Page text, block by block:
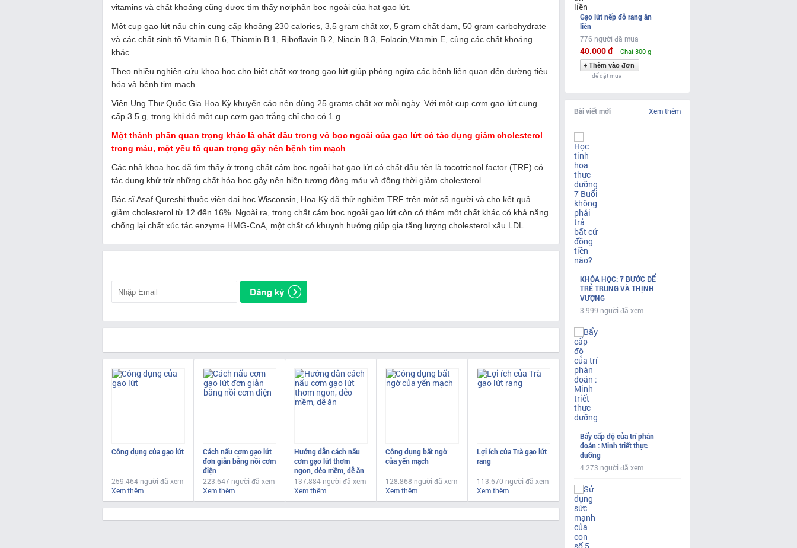
vitamins và chất khoáng cũng được tìm thấy nơiphần bọc ngoài của hạt gạo lứt.
Một cup gạo lứt nấu chín cung cấp khoảng 230 calories, 3,5 gram chất xơ, 5 gram chất đạm, 50 gram carbohydrate
và các chất sinh tố Vitamin B 6, Thiamin B 1, Riboflavin B 2, Niacin B 3, Folacin,Vitamin E, cùng các chất khoáng
khác.
Theo nhiều nghiên cứu khoa học cho biết chất xơ trong gạo lứt giúp phòng ngừa các bệnh liên quan đến đường tiêu
hóa và bệnh tim mạch.
Viện Ung Thư Quốc Gia Hoa Kỳ khuyến cáo nên dùng 25 grams chất xơ mỗi ngày. Với một cup cơm gạo lứt cung
cấp 3.5 g, trong khi đó một cup cơm gạo trắng chỉ cho có 1 g.
Một thành phần quan trọng khác là chất dầu trong vỏ bọc ngoài của gạo lứt có tác dụng giảm cholesterol
trong máu, một yếu tố quan trọng gây nên bệnh tim mạch
Các nhà khoa học đã tìm thấy ở trong chất cám bọc ngoài hạt gạo lứt có chất dầu tên là tocotrienol factor (TRF) có
tác dụng khử trừ những chất hóa học gây nên hiện tượng đông máu và đồng thời giảm cholesterol.
Bác sĩ Asaf Qureshi thuộc viện đại học Wisconsin, Hoa Kỳ đã thử nghiệm TRF trên một số người và cho kết quả
giảm cholesterol từ 12 đến 16%. Ngoài ra, trong chất cám bọc ngoài gạo lứt còn có thêm một chất khác có khả năng
chống lại chất xúc tác enzyme HMG-CoA, một chất có khuynh hướng giúp gia tăng lượng cholesterol xấu LDL.
Công dụng của gạo lứt
259.464 người đã xem
Xem thêm
Cách nấu cơm gạo lứt
đơn giản bằng nồi cơm
điện
223.647 người đã xem
Xem thêm
Hướng dẫn cách nấu
cơm gạo lứt thơm
ngon, dẻo mềm, dễ ăn
137.884 người đã xem
Xem thêm
Công dụng bất ngờ
của yến mạch
128.868 người đã xem
Xem thêm
Lợi ích của Trà gạo lứt
rang
113.670 người đã xem
Xem thêm
Gạo lứt nếp đỏ rang ăn
liền
776 người đã mua
40.000 đ Chai 300 g
để đặt mua
Bài viết mới Xem thêm
KHÓA HỌC: 7 BƯỚC ĐỂ
TRẺ TRUNG VÀ THỊNH
VƯỢNG
3.999 người đã xem
Bẩy cấp độ của trí phán
đoán : Minh triết thực
dưỡng
4.273 người đã xem